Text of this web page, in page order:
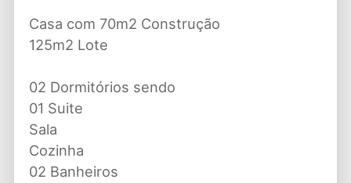
Casa com 70m2 Construção
125m2 Lote
02 Dormitórios sendo
01 Suite
Sala
Cozinha
02 Banheiros